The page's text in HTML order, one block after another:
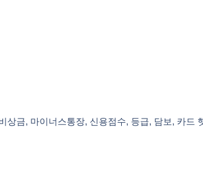
상금, 마이너스통장, 신용점수, 등급, 담보, 카드